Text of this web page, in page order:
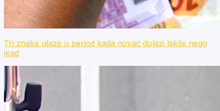
Tri znaka ulaze u period kada novac dolazi lakše nego
ikad